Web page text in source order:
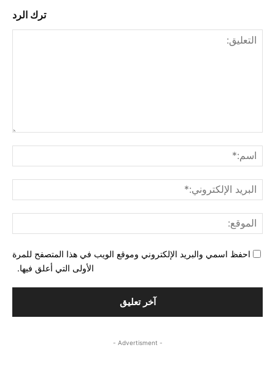
ترك الرد
احفظ اسمي والبريد الإلكتروني وموقع الويب في هذا المتصفح للمرة
الأولى التي أعلق فيها.
- Advertisment -